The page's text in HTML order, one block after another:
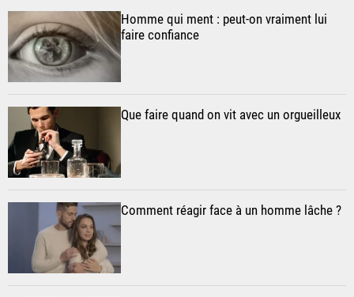
Homme qui ment : peut-on vraiment lui
faire confiance
Que faire quand on vit avec un orgueilleux
Comment réagir face à un homme lâche ?